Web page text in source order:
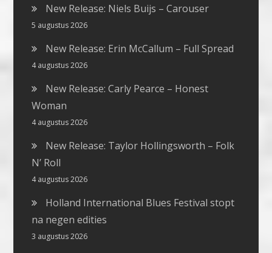
New Release: Niels Buijs – Carouser
5 augustus 2026
New Release: Erin McCallum – Full Spread
4 augustus 2026
New Release: Carly Pearce – Honest
Woman
4 augustus 2026
New Release: Taylor Hollingsworth – Folk
N’ Roll
4 augustus 2026
Holland International Blues Festival stopt
na negen edities
3 augustus 2026